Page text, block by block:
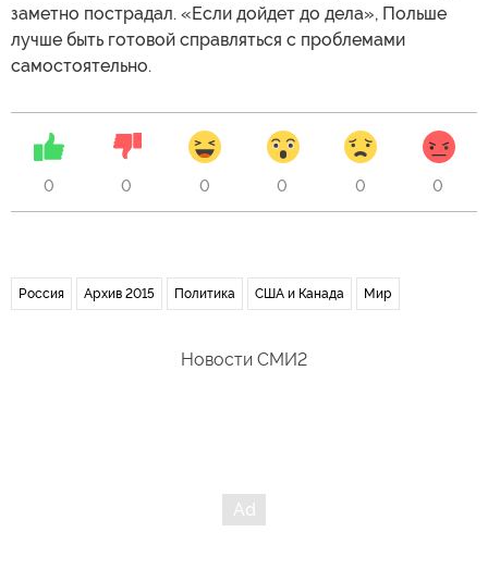
заметно пострадал. «Если дойдет до дела», Польше
лучше быть готовой справляться с проблемами
самостоятельно.
0 0 0 0 0 0
Россия Архив 2015 Политика США и Канада Мир
Новости СМИ2